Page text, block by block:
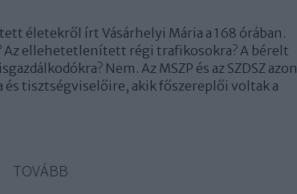
életekről írt Vásárhelyi Mária a 168 órában.
Az ellehetetlenített régi trafikosokra? A bérelt
Nem. Az MSZP és az SZDSZ azon
tisztségviselőire, akik főszereplői voltak a
TOVÁBB